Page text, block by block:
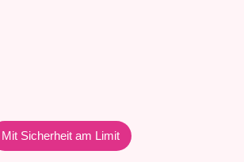
Mit Sicherheit am Limit